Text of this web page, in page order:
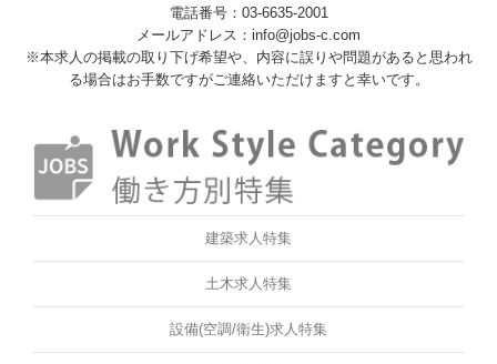
電話番号：03-6635-2001
メールアドレス：info@jobs-c.com
※本求人の掲載の取り下げ希望や、内容に誤りや問題があると思われ
る場合はお手数ですがご連絡いただけますと幸いです。
建築求人特集
土木求人特集
設備(空調/衛生)求人特集